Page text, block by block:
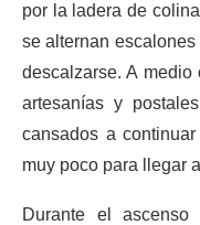
por la ladera de
se alternan
descalzarse. A
artesanías y
cansados a
muy poco para llegar
Durante el